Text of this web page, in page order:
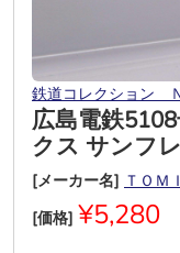
鉄道コレクション
広島電鉄
クス サンフ
[メーカー名] ＴＯＭ
[価格] ¥5,280